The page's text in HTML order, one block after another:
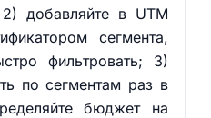
добавляйте в UTM
сегмента,
фильтровать; 3)
по сегментам раз в
бюджет на